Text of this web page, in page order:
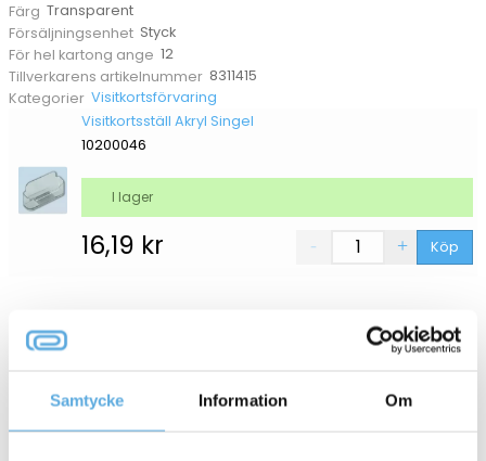
Samtycke Information Om
Färg Transparent
Försäljningsenhet Styck
För hel kartong ange 12
Tillverkarens artikelnummer 8311415
Kategorier Visitkortsförvaring
Visitkortsställ Akryl Singel
10200046
16,19 kr Köp
I lager
ANDRA KÖPTE OCKSÅ